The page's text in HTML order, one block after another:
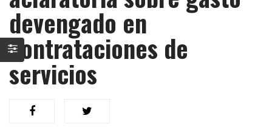
devengado en
contrataciones de
servicios